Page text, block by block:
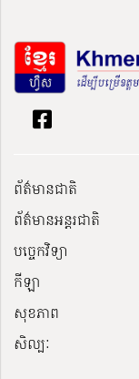
ព័ត៌មានជាតិ
ព័ត៌មានអន្តរជាតិ
បច្ចេកវិទ្យា
កីឡា
សុខភាព
សិល្បៈ